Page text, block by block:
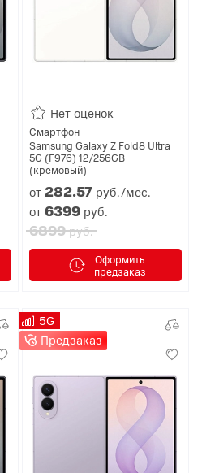
Нет оценок
Смартфон
Samsung Galaxy Z Fold8 Ultra
5G (F976) 12/256GB
(кремовый)
от282.57 руб./мес.
от6399 руб.
6899руб.
Оформить
предзаказ
5G
Предзаказ